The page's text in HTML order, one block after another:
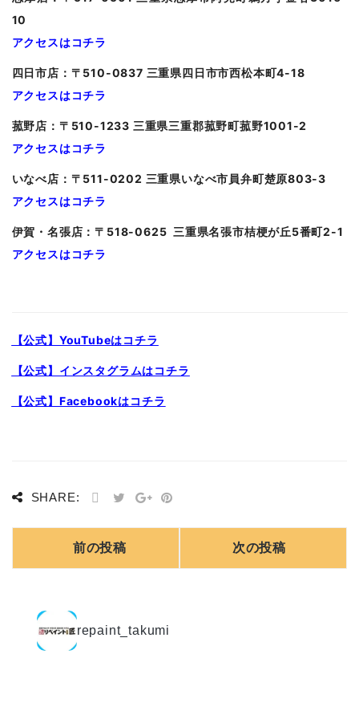
10
アクセスはコチラ
四日市店：〒510-0837 三重県四日市市西松本町4-18
アクセスはコチラ
菰野店：〒510-1233 三重県三重郡菰野町菰野1001-2
アクセスはコチラ
いなべ店：〒511-0202 三重県いなべ市員弁町楚原803-3
アクセスはコチラ
伊賀・名張店：〒518-0625 三重県名張市桔梗が丘5番町2-1
アクセスはコチラ
【公式】YouTubeはコチラ
【公式】インスタグラムはコチラ
【公式】Facebookはコチラ
SHARE:
前の投稿 次の投稿
repaint_takumi